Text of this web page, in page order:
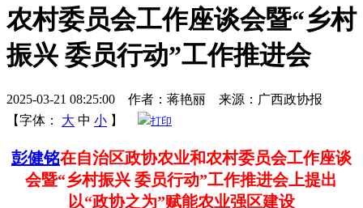
农村委员会工作座谈会暨“乡村
振兴 委员行动”工作推进会
2025-03-21 08:25:00 作者：蒋艳丽 来源：广西政协报
【字体：
大 中 小 】 打印
彭健铭在自治区政协农业和农村委员会工作座谈
会暨“乡村振兴 委员行动”工作推进会上提出
以“政协之为”赋能农业强区建设